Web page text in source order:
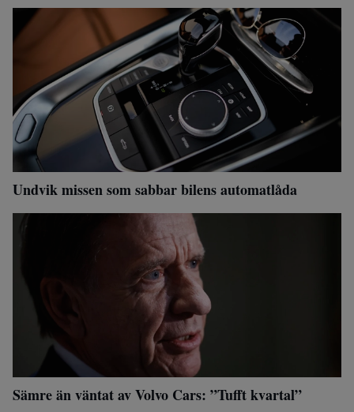
Undvik missen som sabbar bilens automatlåda
Sämre än väntat av Volvo Cars: ”Tufft kvartal”